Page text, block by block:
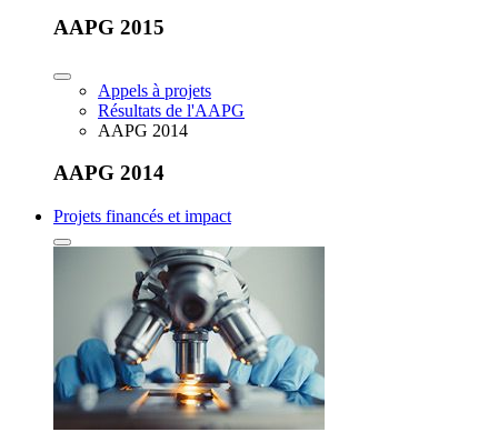
AAPG 2015
Appels à projets
Résultats de l'AAPG
AAPG 2014
AAPG 2014
Projets financés et impact